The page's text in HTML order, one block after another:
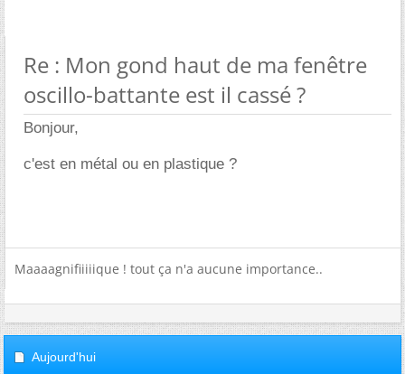
Re : Mon gond haut de ma fenêtre
oscillo-battante est il cassé ?
Bonjour,
c'est en métal ou en plastique ?
Maaaagnifiiiiique ! tout ça n'a aucune importance..
Aujourd'hui